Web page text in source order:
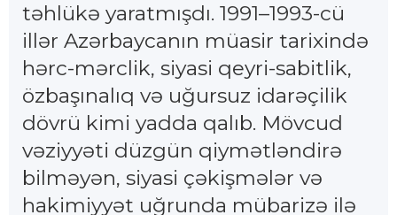
təhlükə yaratmışdı. 1991–1993-cü
illər Azərbaycanın müasir tarixində
hərc-mərclik, siyasi qeyri-sabitlik,
özbaşınalıq və uğursuz idarəçilik
dövrü kimi yadda qalıb. Mövcud
vəziyyəti düzgün qiymətləndirə
bilməyən, siyasi çəkişmələr və
hakimiyyət uğrunda mübarizə ilə